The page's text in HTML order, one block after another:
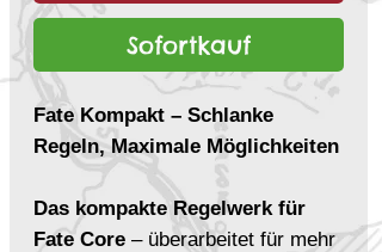
Sofortkauf
Fate Kompakt – Schlanke
Regeln, Maximale Möglichkeiten
Das kompakte Regelwerk für
Fate Core – überarbeitet für mehr